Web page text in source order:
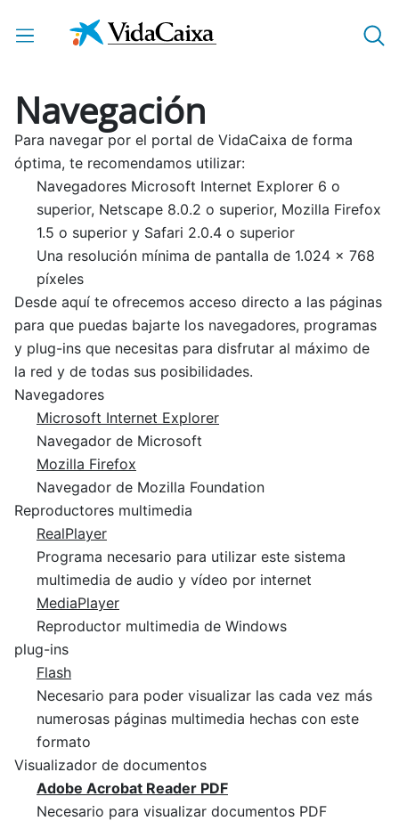
Saltar al contenido principal
Navegación
Para navegar por el portal de VidaCaixa de forma
óptima, te recomendamos utilizar:
Navegadores Microsoft Internet Explorer 6 o
superior, Netscape 8.0.2 o superior, Mozilla Firefox
1.5 o superior y Safari 2.0.4 o superior
Una resolución mínima de pantalla de 1.024 x 768
píxeles
Desde aquí te ofrecemos acceso directo a las páginas
para que puedas bajarte los navegadores, programas
y plug-ins que necesitas para disfrutar al máximo de
la red y de todas sus posibilidades.
Navegadores
Microsoft Internet Explorer
Navegador de Microsoft
Mozilla Firefox
Navegador de Mozilla Foundation
Reproductores multimedia
RealPlayer
Programa necesario para utilizar este sistema
multimedia de audio y vídeo por internet
MediaPlayer
Reproductor multimedia de Windows
plug-ins
Flash
Necesario para poder visualizar las cada vez más
numerosas páginas multimedia hechas con este
formato
Visualizador de documentos
Adobe Acrobat Reader PDF
Necesario para visualizar documentos PDF